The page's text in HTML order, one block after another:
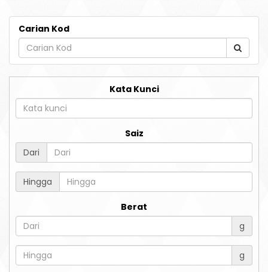
Carian Kod
Kata Kunci
Saiz
Dari
Hingga
Berat
g
g